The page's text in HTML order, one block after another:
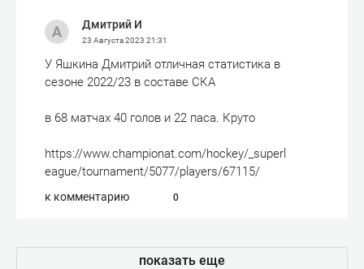
Дмитрий И
23 Августа 2023 21:31
У Яшкина Дмитрий отличная статистика в
сезоне 2022/23 в составе СКА
в 68 матчах 40 голов и 22 паса. Круто
https://www.championat.com/hockey/_superl
eague/tournament/5077/players/67115/
к комментарию 0
показать еще